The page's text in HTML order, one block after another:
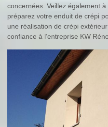
concernées. Veillez également
préparez votre enduit de crépi
une réalisation de crépi
confiance à l’entreprise KW